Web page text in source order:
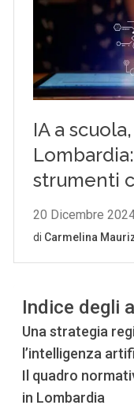
Indice degli
Una strategia
l’intelligenza
Il quadro
in Lombardia